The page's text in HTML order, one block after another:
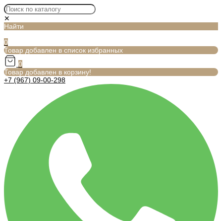
✕
Найти
0
Товар добавлен в список избранных
0
Товар добавлен в корзину!
+7 (967) 09-00-298